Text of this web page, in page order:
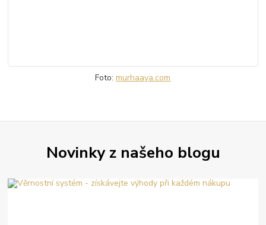
Foto:murhaaya.com
Novinky z našeho blogu